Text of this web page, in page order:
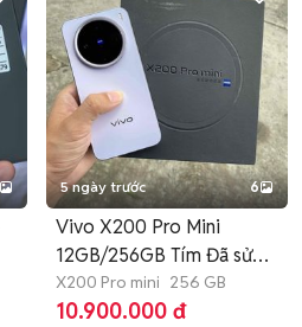
5 ngày trước 6
Vivo X200 Pro Mini
12GB/256GB Tím Đã sử
dụng
X200 Pro mini 256 GB
10.900.000 đ